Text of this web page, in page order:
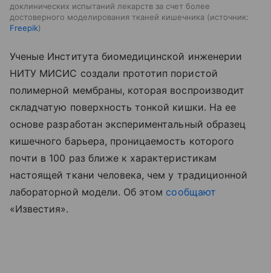
доклинических испытаний лекарств за счет более
достоверного моделирования тканей кишечника
источник:
Freepik
Ученые Института биомедицинской инженерии
НИТУ МИСИС создали прототип пористой
полимерной мембраны, которая воспроизводит
складчатую поверхность тонкой кишки. На ее
основе разработан экспериментальный образец
кишечного барьера, проницаемость которого
почти в 100 раз ближе к характеристикам
настоящей ткани человека, чем у традиционной
лабораторной модели. Об этом сообщают
«Известия».